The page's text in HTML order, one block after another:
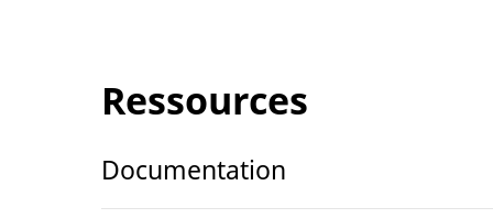
Ressources
Documentation